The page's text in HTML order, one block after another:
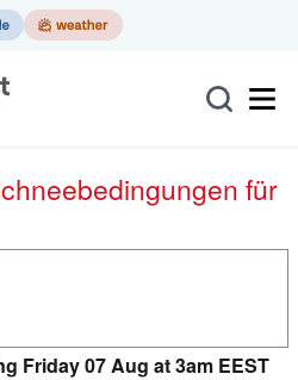
Friday 07 Aug at 3am EEST